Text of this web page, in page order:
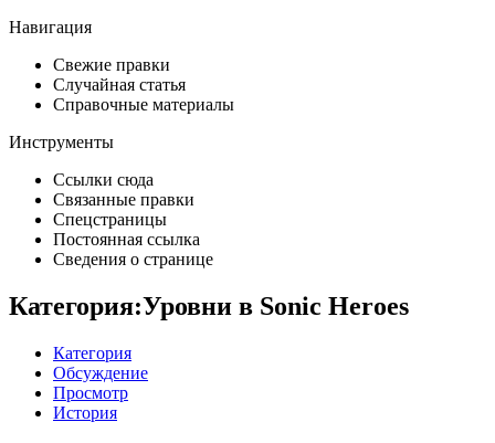
Навигация
Свежие правки
Случайная статья
Справочные материалы
Инструменты
Ссылки сюда
Связанные правки
Спецстраницы
Постоянная ссылка
Сведения о странице
Категория:Уровни в Sonic Heroes
Категория
Обсуждение
Просмотр
История